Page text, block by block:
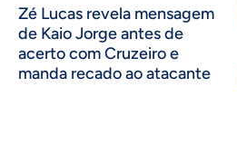
Zé Lucas revela mensagem
de Kaio Jorge antes de
acerto com Cruzeiro e
manda recado ao atacante